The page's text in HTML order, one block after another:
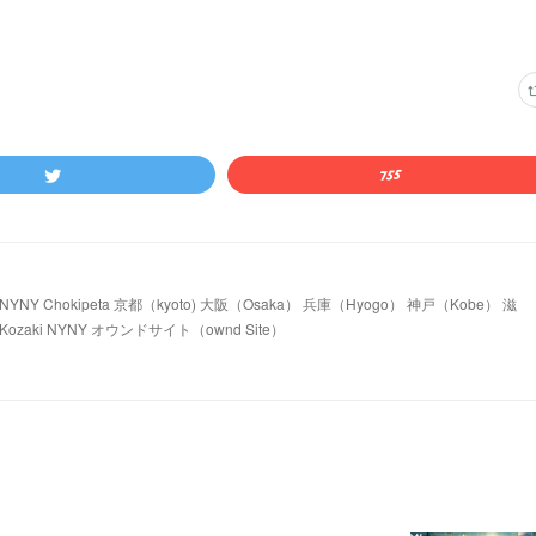
Chokipeta 京都（kyoto) 大阪（Osaka） 兵庫（Hyogo） 神戸（Kobe） 滋
NYNY オウンドサイト（ownd Site）